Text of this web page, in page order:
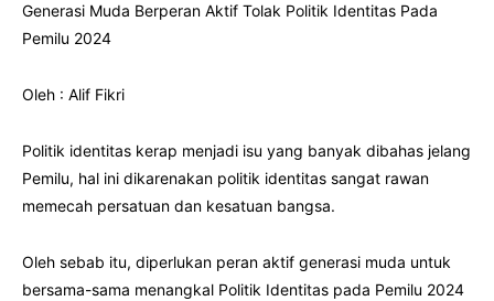
Generasi Muda Berperan Aktif Tolak Politik Identitas Pada
Pemilu 2024
Oleh : Alif Fikri
Politik identitas kerap menjadi isu yang banyak dibahas jelang
Pemilu, hal ini dikarenakan politik identitas sangat rawan
memecah persatuan dan kesatuan bangsa.
Oleh sebab itu, diperlukan peran aktif generasi muda untuk
bersama-sama menangkal Politik Identitas pada Pemilu 2024